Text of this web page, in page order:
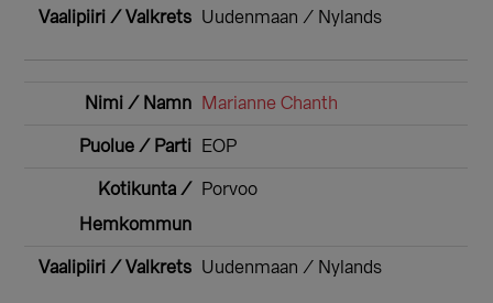
Uudenmaan / Nylands
Marianne Chanth
EOP
Porvoo
Uudenmaan / Nylands